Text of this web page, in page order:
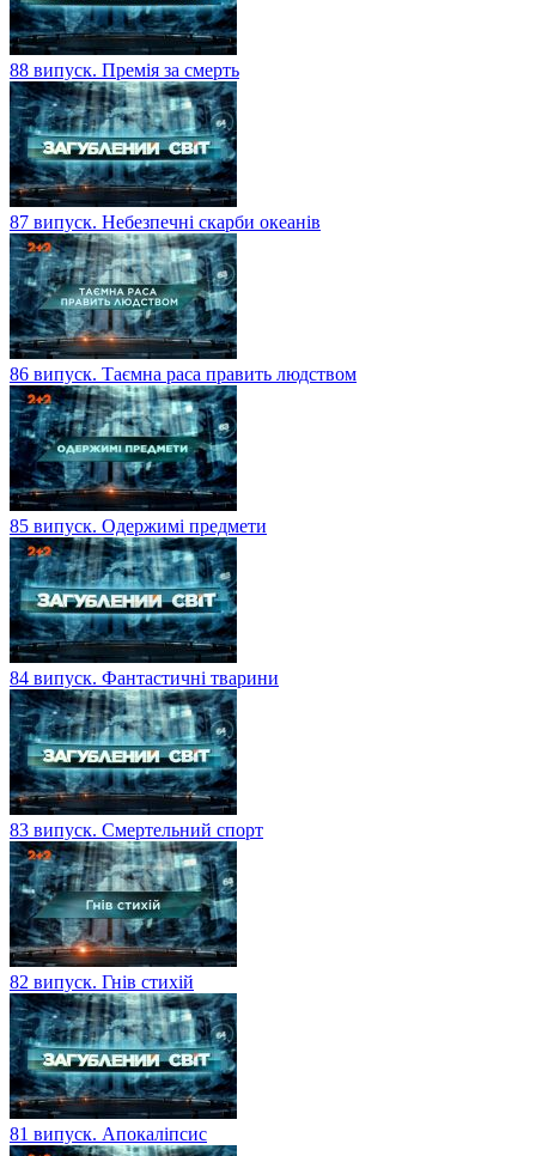
88 випуск. Премія за смерть
87 випуск. Небезпечні скарби океанів
86 випуск. Таємна раса править людством
85 випуск. Одержимі предмети
84 випуск. Фантастичні тварини
83 випуск. Смертельний спорт
82 випуск. Гнів стихій
81 випуск. Апокаліпсис